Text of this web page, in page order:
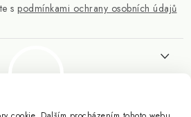
s podmínkami ochrany osobních údajů